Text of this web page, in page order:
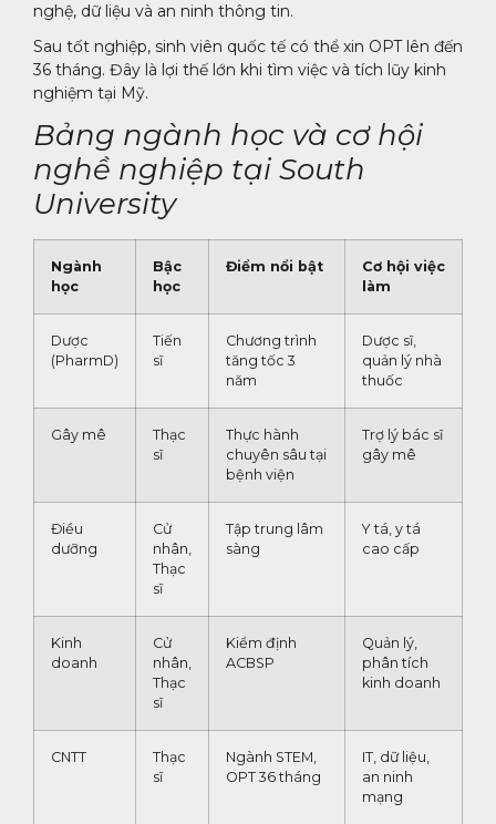
nghệ, dữ liệu và an ninh thông tin.
Sau tốt nghiệp, sinh viên quốc tế có thể xin OPT lên đến
36 tháng. Đây là lợi thế lớn khi tìm việc và tích lũy kinh
nghiệm tại Mỹ.
Bảng ngành học và cơ hội
nghề nghiệp tại South
University
Ngành
học
Bậc
học
Điểm nổi bật
Cơ hội việc
làm
Dược
(PharmD)
Tiến
sĩ
Chương trình
tăng tốc 3
năm
Dược sĩ,
quản lý nhà
thuốc
Gây mê
Thạc
sĩ
Thực hành
chuyên sâu tại
bệnh viện
Trợ lý bác sĩ
gây mê
Điều
dưỡng
Cử
nhân,
Thạc
sĩ
Tập trung lâm
sàng
Y tá, y tá
cao cấp
Kinh
doanh
Cử
nhân,
Thạc
sĩ
Kiểm định
ACBSP
Quản lý,
phân tích
kinh doanh
CNTT
Thạc
sĩ
Ngành STEM,
OPT 36 tháng
IT, dữ liệu,
an ninh
mạng